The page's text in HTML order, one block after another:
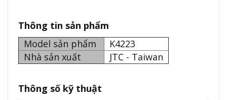
Thông tin sản phẩm
Model sản phẩm
K4223
Nhà sản xuất
JTC - Taiwan
Thông số kỹ thuật